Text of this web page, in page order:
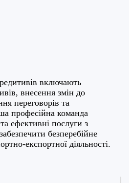
включають
внесення змін до
переговорів та
професійна команда
ефективні послуги з
безперебійне
експортної діяльності.